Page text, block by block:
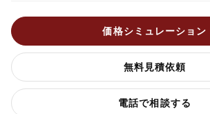
価格シミュレーション
無料見積依頼
電話で相談する